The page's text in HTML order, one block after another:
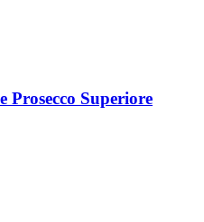
Prosecco Superiore